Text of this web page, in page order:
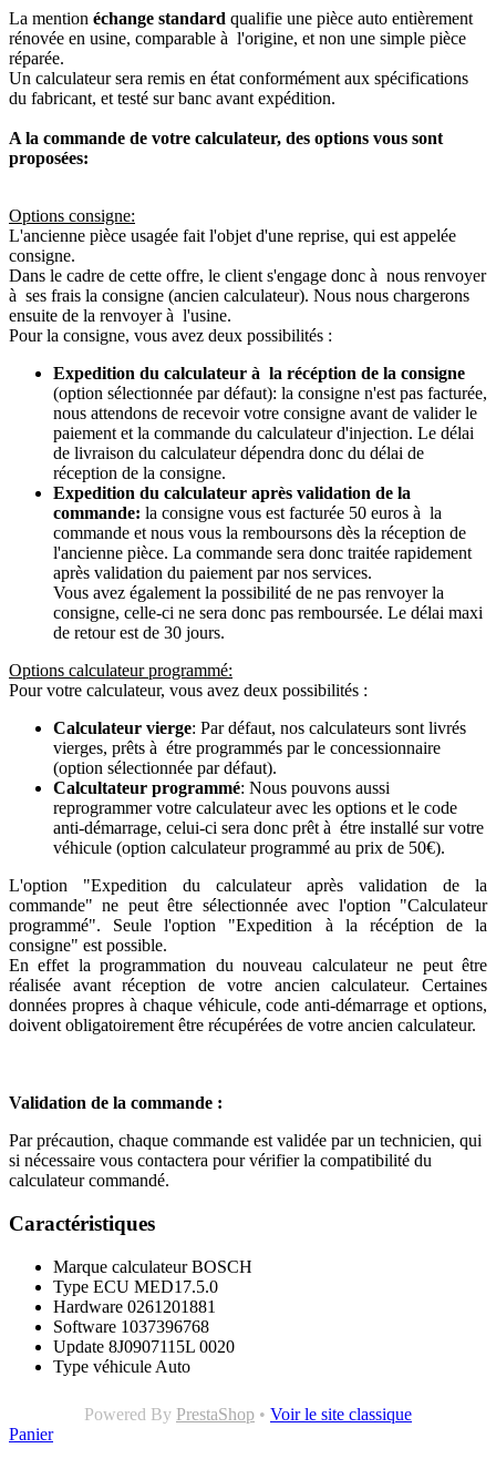
La mention échange standard qualifie une pièce auto entièrement
rénovée en usine, comparable à l'origine, et non une simple pièce
réparée.
Un calculateur sera remis en état conformément aux spécifications
du fabricant, et testé sur banc avant expédition.
A la commande de votre calculateur, des options vous sont
proposées:
Options consigne:
L'ancienne pièce usagée fait l'objet d'une reprise, qui est appelée
consigne.
Dans le cadre de cette offre, le client s'engage donc à nous renvoyer
à ses frais la consigne (ancien calculateur). Nous nous chargerons
ensuite de la renvoyer à l'usine.
Pour la consigne, vous avez deux possibilités :
Expedition du calculateur à la récéption de la consigne
(option sélectionnée par défaut): la consigne n'est pas facturée,
nous attendons de recevoir votre consigne avant de valider le
paiement et la commande du calculateur d'injection. Le délai
de livraison du calculateur dépendra donc du délai de
réception de la consigne.
Expedition du calculateur après validation de la
commande: la consigne vous est facturée 50 euros à la
commande et nous vous la remboursons dès la réception de
l'ancienne pièce. La commande sera donc traitée rapidement
après validation du paiement par nos services.
Vous avez également la possibilité de ne pas renvoyer la
consigne, celle-ci ne sera donc pas remboursée. Le délai maxi
de retour est de 30 jours.
Options calculateur programmé:
Pour votre calculateur, vous avez deux possibilités :
Calculateur vierge: Par défaut, nos calculateurs sont livrés
vierges, prêts à étre programmés par le concessionnaire
(option sélectionnée par défaut).
Calcultateur programmé: Nous pouvons aussi
reprogrammer votre calculateur avec les options et le code
anti-démarrage, celui-ci sera donc prêt à étre installé sur votre
véhicule (option calculateur programmé au prix de 50€).
L'option "Expedition du calculateur après validation de la
commande" ne peut être sélectionnée avec l'option "Calculateur
programmé". Seule l'option "Expedition à la récéption de la
consigne" est possible.
En effet la programmation du nouveau calculateur ne peut être
réalisée avant réception de votre ancien calculateur. Certaines
données propres à chaque véhicule, code anti-démarrage et options,
doivent obligatoirement être récupérées de votre ancien calculateur.
Validation de la commande :
Par précaution, chaque commande est validée par un technicien, qui
si nécessaire vous contactera pour vérifier la compatibilité du
calculateur commandé.
Caractéristiques
Marque calculateur BOSCH
Type ECU MED17.5.0
Hardware 0261201881
Software 1037396768
Update 8J0907115L 0020
Type véhicule Auto
Powered By PrestaShop • Voir le site classique
Panier